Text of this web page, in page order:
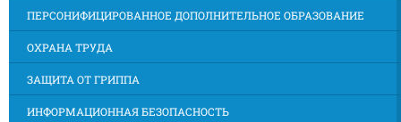
ПЕРСОНИФИЦИРОВАННОЕ ДОПОЛНИТЕЛЬНОЕ ОБРАЗОВАНИЕ
ОХРАНА ТРУДА
ЗАЩИТА ОТ ГРИППА
ИНФОРМАЦИОННАЯ БЕЗОПАСНОСТЬ